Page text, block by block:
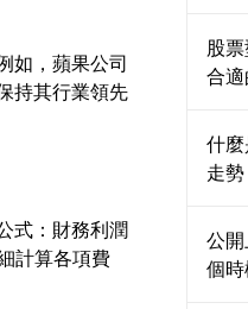
如，蘋果公司
持其行業領先
式：財務利潤
計算各項費
股
合
什
走勢
公
個時